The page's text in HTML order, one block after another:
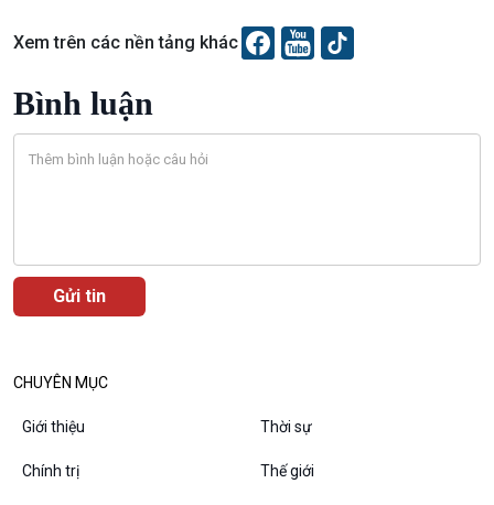
Góc nhìn VOV1
Xem trên các nền tảng khác
Bình luận
CHUYÊN MỤC
Giới thiệu Thời sự
Chính trị Thế giới